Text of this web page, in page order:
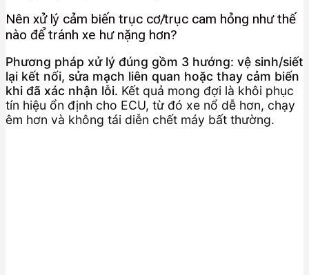
Nên xử lý cảm biến trục cơ/trục cam hỏng như thế
nào để tránh xe hư nặng hơn?
Phương pháp xử lý đúng gồm 3 hướng: vệ sinh/siết
lại kết nối, sửa mạch liên quan hoặc thay cảm biến
khi đã xác nhận lỗi. Kết quả mong đợi là khôi phục
tín hiệu ổn định cho ECU, từ đó xe nổ dễ hơn, chạy
êm hơn và không tái diễn chết máy bất thường.